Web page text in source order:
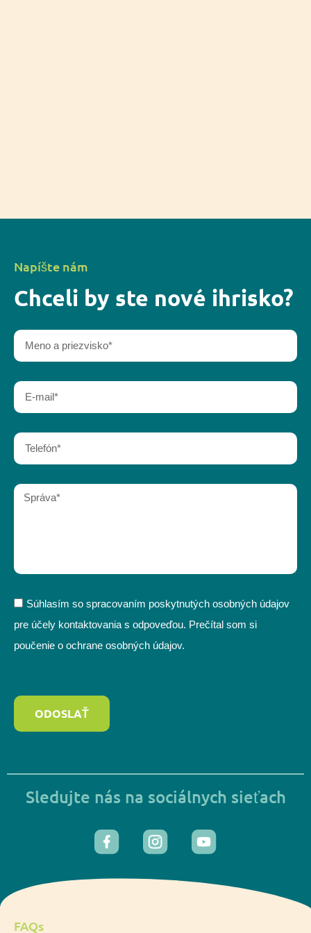
Napíšte nám
Chceli by ste nové ihrisko?
Súhlasím so spracovaním poskytnutých osobných údajov
pre účely kontaktovania s odpoveďou. Prečítal som si
poučenie o ochrane osobných údajov.
ODOSLAŤ
Sledujte nás na sociálnych sieťach
FAQs